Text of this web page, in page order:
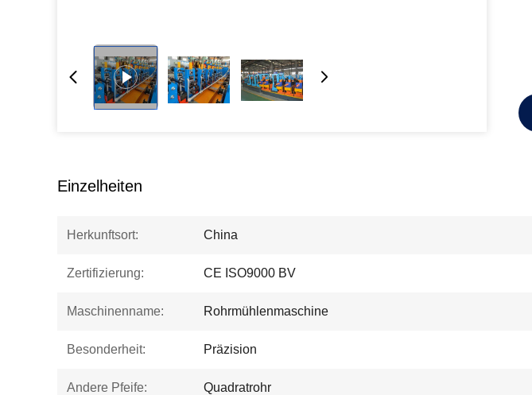
Einzelheiten
Herkunftsort: China
Zertifizierung: CE ISO9000 BV
Maschinenname: Rohrmühlenmaschine
Besonderheit: Präzision
Andere Pfeife: Quadratrohr